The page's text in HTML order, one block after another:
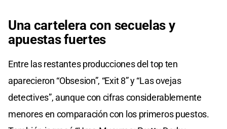
Una cartelera con secuelas y
apuestas fuertes
Entre las restantes producciones del top ten
aparecieron “Obsesion”, “Exit 8” y “Las ovejas
detectives”, aunque con cifras considerablemente
menores en comparación con los primeros puestos.